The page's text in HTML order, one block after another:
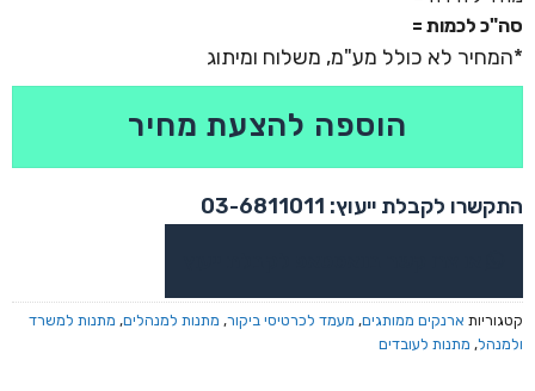
סה"כ לכמות =
הוספה להצעת מחיר
התקשרו לקבלת ייעוץ: 03-6811011
קטגוריות ארנקים ממותגים, מעמד לכרטיסי ביקור, מתנות למנהלים, מתנות למשרד
ולמנהל, מתנות לעובדים